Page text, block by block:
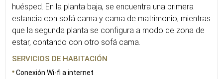
huésped. En la planta baja, se encuentra una primera
estancia con sofá cama y cama de matrimonio, mientras
que la segunda planta se configura a modo de zona de
estar, contando con otro sofá cama.
SERVICIOS DE HABITACIÓN
Conexión Wi-fi a internet